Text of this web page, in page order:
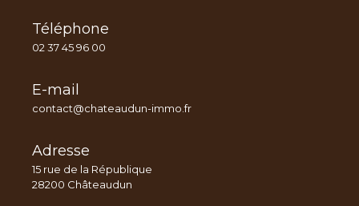
Téléphone
02 37 45 96 00
E-mail
contact@chateaudun-immo.fr
Adresse
15 rue de la République
28200 Châteaudun